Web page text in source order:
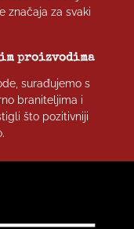
značaja za svaki
proizvodima
surađujemo s
braniteljima i
što pozitivniji